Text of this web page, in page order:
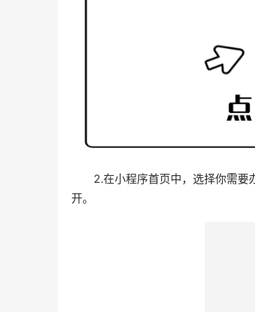
2.在小程序首页中，选择你需要
开。